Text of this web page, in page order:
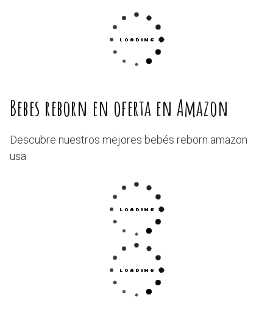
Bebes reborn en oferta en Amazon
Descubre nuestros mejores bebés reborn amazon
usa